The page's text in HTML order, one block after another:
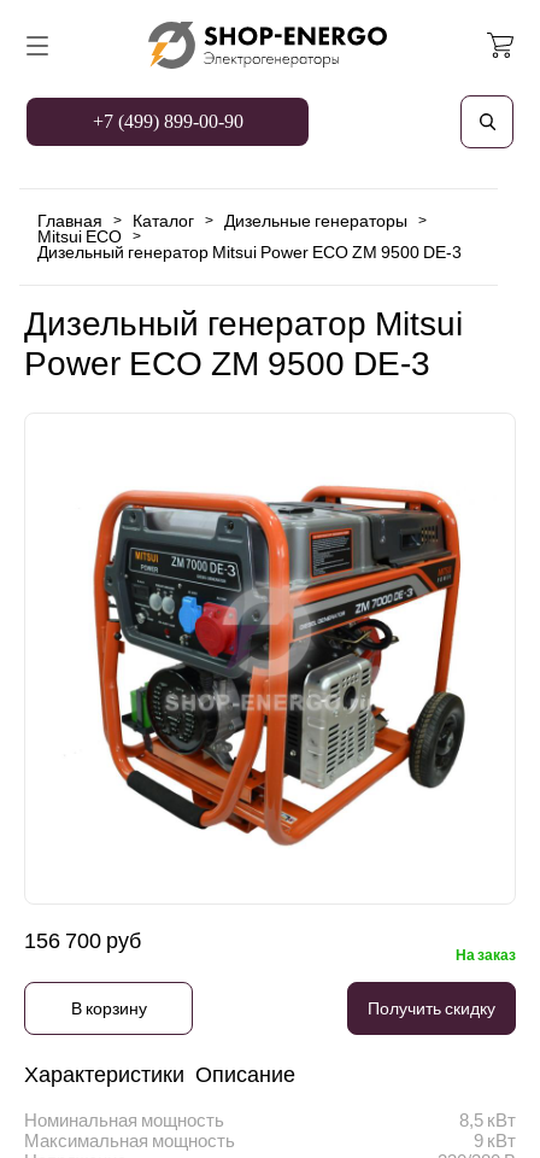
+7 (499) 899-00-90
Главная > Каталог > Дизельные генераторы >
Mitsui ECO >
Дизельный генератор Mitsui Power ECO ZM 9500 DE-3
Дизельный генератор Mitsui
Power ECO ZM 9500 DE-3
156 700 руб
На заказ
В корзину Получить скидку
Характеристики Описание
Номинальная мощность
8,5 кВт
Максимальная мощность
9 кВт